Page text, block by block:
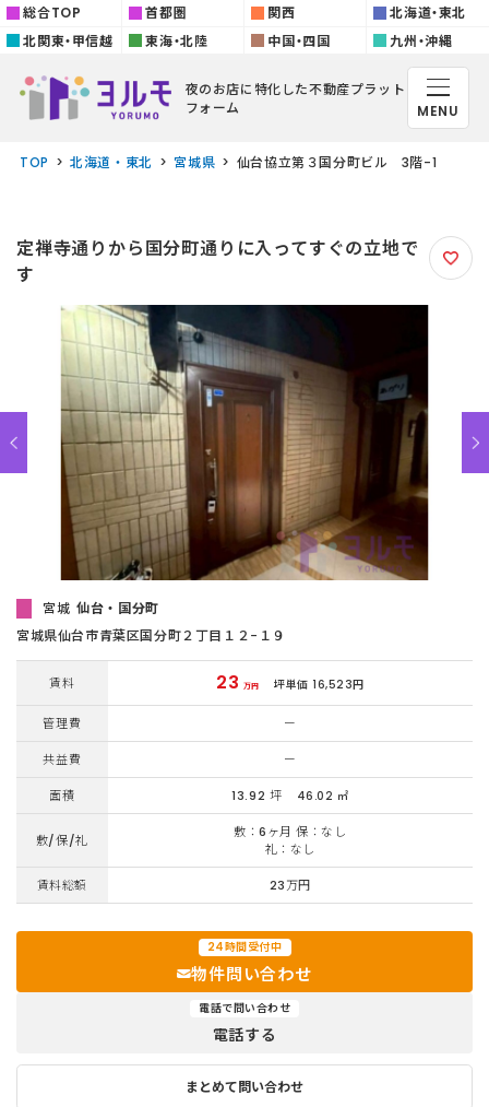
総合TOP 首都圏 関西
北海道・東北
北関東・甲信越
東海・北陸 中国・四国 九州・沖縄
夜のお店に特化した不動産プラット
フォーム
MENU
TOP 北海道・東北 宮城県 仙台協立第３国分町ビル 3階-1
定禅寺通りから国分町通りに入ってすぐの立地で
す
宮城 仙台・国分町
宮城県仙台市青葉区国分町２丁目１２−１９
賃料 23 万円 坪単価 16,523円
管理費 ー
共益費 ー
面積 13.92 坪 46.02 ㎡
敷/保/礼
敷：6ヶ月 保：なし
礼：なし
賃料総額 23万円
24時間受付中
物件問い合わせ
電話で問い合わせ
電話する
まとめて問い合わせ